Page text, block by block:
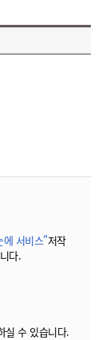
에 서비스"저작
다.
실 수 있습니다.